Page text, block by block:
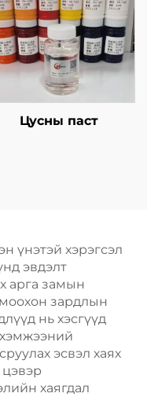
Цусны паст
үнэтэй хэрэгсэл
эвдэлт
арга замын
зардлын
нь хэсгүүд
хэмжээний
эсвэл хаях
цэвэр
хаягдал